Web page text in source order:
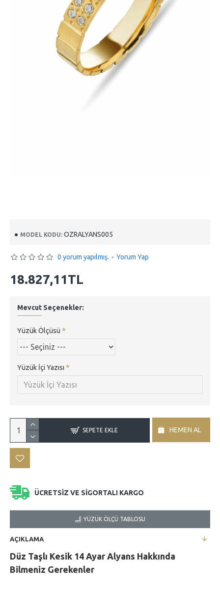
MODEL KODU: OZRALYANS005
0 yorum yapılmış. - Yorum Yap
18.827,11TL
Mevcut Seçenekler:
Yüzük Ölçüsü
Yüzük İçi Yazısı
SEPETE EKLE HEMEN AL
ÜCRETSİZ VE SİGORTALI KARGO
YÜZÜK ÖLÇÜ TABLOSU
AÇIKLAMA
Düz Taşlı Kesik 14 Ayar Alyans Hakkında
Bilmeniz Gerekenler